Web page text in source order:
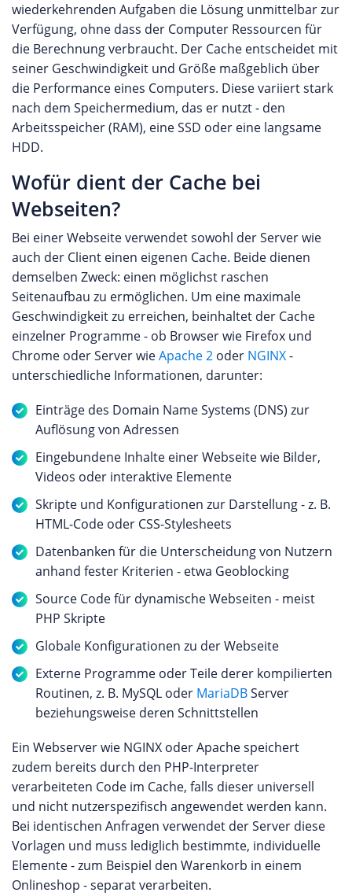
wiederkehrenden Aufgaben die Lösung unmittelbar zur
Verfügung, ohne dass der Computer Ressourcen für
die Berechnung verbraucht. Der Cache entscheidet mit
seiner Geschwindigkeit und Größe maßgeblich über
die Performance eines Computers. Diese variiert stark
nach dem Speichermedium, das er nutzt - den
Arbeitsspeicher (RAM), eine SSD oder eine langsame
HDD.
Wofür dient der Cache bei
Webseiten?
Bei einer Webseite verwendet sowohl der Server wie
auch der Client einen eigenen Cache. Beide dienen
demselben Zweck: einen möglichst raschen
Seitenaufbau zu ermöglichen. Um eine maximale
Geschwindigkeit zu erreichen, beinhaltet der Cache
einzelner Programme - ob Browser wie Firefox und
Chrome oder Server wieApache 2 oder NGINX-
unterschiedliche Informationen, darunter:
Einträge des Domain Name Systems (DNS) zur
Auflösung von Adressen
Eingebundene Inhalte einer Webseite wie Bilder,
Videos oder interaktive Elemente
Skripte und Konfigurationen zur Darstellung - z. B.
HTML-Code oder CSS-Stylesheets
Datenbanken für die Unterscheidung von Nutzern
anhand fester Kriterien - etwa Geoblocking
Source Code für dynamische Webseiten - meist
PHP Skripte
Globale Konfigurationen zu der Webseite
Externe Programme oder Teile derer kompilierten
Routinen, z. B. MySQL oder MariaDBServer
beziehungsweise deren Schnittstellen
Ein Webserver wie NGINX oder Apache speichert
zudem bereits durch den PHP-Interpreter
verarbeiteten Code im Cache, falls dieser universell
und nicht nutzerspezifisch angewendet werden kann.
Bei identischen Anfragen verwendet der Server diese
Vorlagen und muss lediglich bestimmte, individuelle
Elemente - zum Beispiel den Warenkorb in einem
Onlineshop - separat verarbeiten.